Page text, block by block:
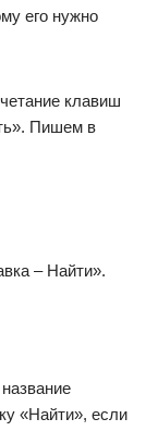
его нужно
клавиш
Пишем в
– Найти».
«Найти», если